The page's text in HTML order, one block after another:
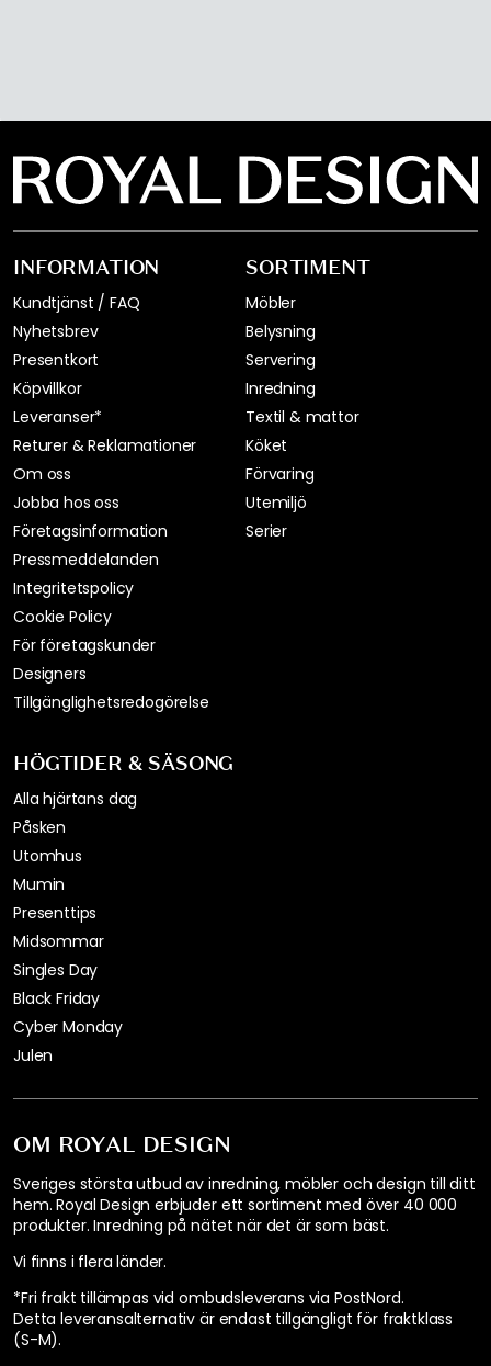
OM ROYAL DESIGN
Sveriges största utbud av inredning, möbler och design till ditt
hem. Royal Design erbjuder ett sortiment med över 40 000
produkter. Inredning på nätet när det är som bäst.
Vi finns i flera länder.
*Fri frakt tillämpas vid ombudsleverans via PostNord.
Detta leveransalternativ är endast tillgängligt för fraktklass
(S-M).
INFORMATION
Kundtjänst / FAQ
Nyhetsbrev
Presentkort
Köpvillkor
Leveranser*
Returer & Reklamationer
Om oss
Jobba hos oss
Företagsinformation
Pressmeddelanden
Integritetspolicy
Cookie Policy
För företagskunder
Designers
Tillgänglighetsredogörelse
SORTIMENT
Möbler
Belysning
Servering
Inredning
Textil & mattor
Köket
Förvaring
Utemiljö
Serier
HÖGTIDER & SÄSONG
Alla hjärtans dag
Påsken
Utomhus
Mumin
Presenttips
Midsommar
Singles Day
Black Friday
Cyber Monday
Julen